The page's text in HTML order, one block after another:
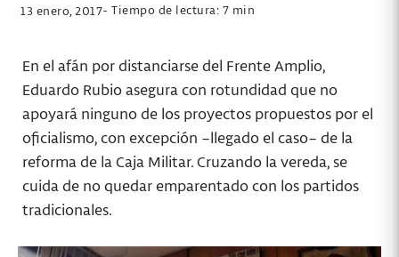
13 enero, 2017- Tiempo de lectura: 7 min
En el afán por distanciarse del Frente Amplio,
Eduardo Rubio asegura con rotundidad que no
apoyará ninguno de los proyectos propuestos por el
oficialismo, con excepción –llegado el caso– de la
reforma de la Caja Militar. Cruzando la vereda, se
cuida de no quedar emparentado con los partidos
tradicionales.